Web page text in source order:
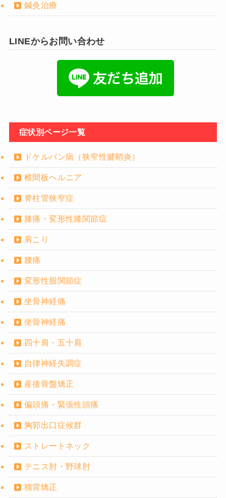
鍼灸治療
LINEからお問い合わせ
症状別ページ一覧
ドケルバン病（狭窄性腱鞘炎）
椎間板ヘルニア
脊柱管狭窄症
膝痛・変形性膝関節症
肩こり
腰痛
変形性股関節症
坐骨神経痛
坐骨神経痛
四十肩・五十肩
自律神経失調症
産後骨盤矯正
偏頭痛・緊張性頭痛
胸郭出口症候群
ストレートネック
テニス肘・野球肘
猫背矯正